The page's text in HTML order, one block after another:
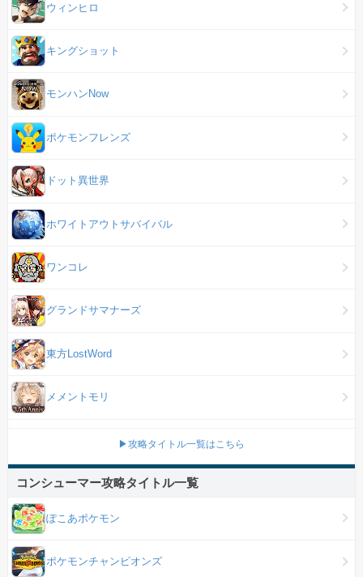
ウィンヒロ
キングショット
モンハンNow
ポケモンフレンズ
ドット異世界
ホワイトアウトサバイバル
ワンコレ
グランドサマナーズ
東方LostWord
メメントモリ
▶攻略タイトル一覧はこちら
コンシューマー攻略タイトル一覧
ぽこあポケモン
ポケモンチャンピオンズ